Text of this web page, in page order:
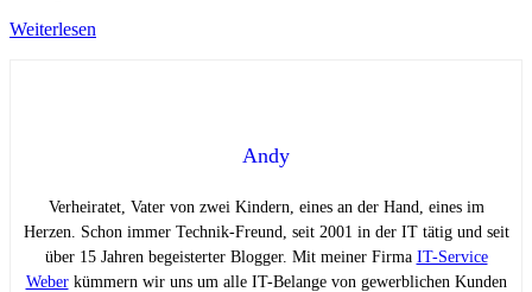
Weiterlesen
Andy
Verheiratet, Vater von zwei Kindern, eines an der Hand, eines im
Herzen. Schon immer Technik-Freund, seit 2001 in der IT tätig und seit
über 15 Jahren begeisterter Blogger. Mit meiner Firma IT-Service
Weberkümmern wir uns um alle IT-Belange von gewerblichen Kunden